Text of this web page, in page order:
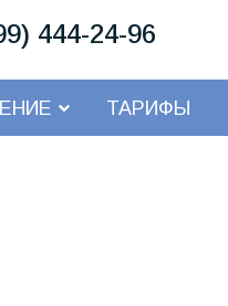
444-24-96
ТАРИФЫ